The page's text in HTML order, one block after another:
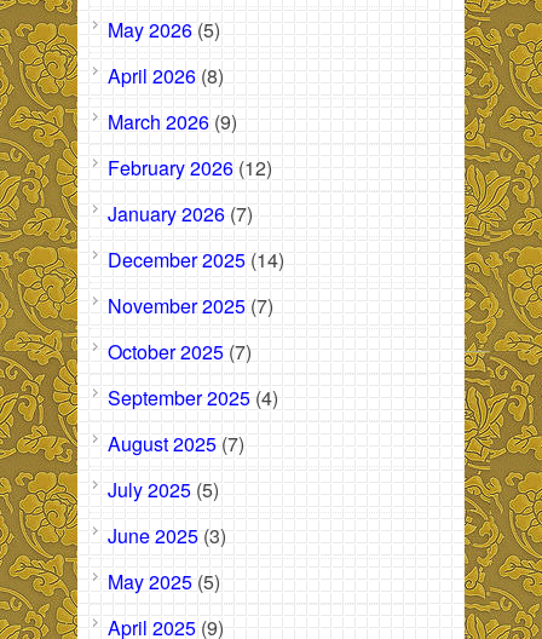
May 2026 (5)
April 2026 (8)
March 2026 (9)
February 2026 (12)
January 2026 (7)
December 2025 (14)
November 2025 (7)
October 2025 (7)
September 2025 (4)
August 2025 (7)
July 2025 (5)
June 2025 (3)
May 2025 (5)
April 2025 (9)